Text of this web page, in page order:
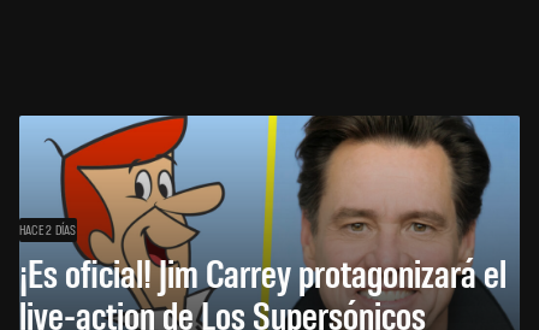
HACE 2 DÍAS
¡Es oficial! Jim Carrey protagonizará el
live-action de Los Supersónicos